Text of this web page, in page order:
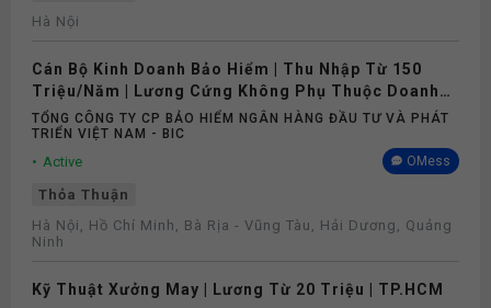
Hà Nội
Cán Bộ Kinh Doanh Bảo Hiểm | Thu Nhập Từ 150
Triệu/Năm | Lương Cứng Không Phụ Thuộc Doanh
Số
TỔNG CÔNG TY CP BẢO HIỂM NGÂN HÀNG ĐẦU TƯ VÀ PHÁT
TRIỂN VIỆT NAM - BIC
Active OMess
Thỏa Thuận
Hà Nội, Hồ Chí Minh, Bà Rịa - Vũng Tàu, Hải Dương, Quảng
Ninh
Kỹ Thuật Xưởng May | Lương Từ 20 Triệu | TP.HCM